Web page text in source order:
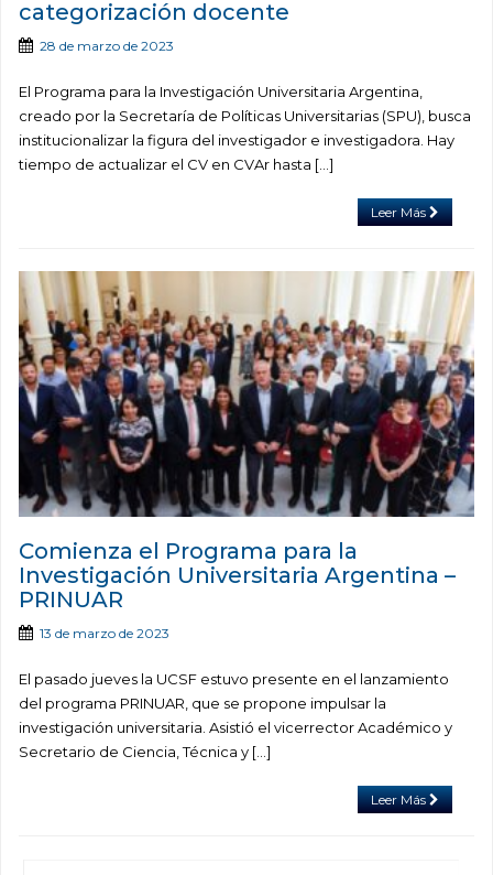
categorización docente
28 de marzo de 2023
El Programa para la Investigación Universitaria Argentina,
creado por la Secretaría de Políticas Universitarias (SPU), busca
institucionalizar la figura del investigador e investigadora. Hay
tiempo de actualizar el CV en CVAr hasta […]
Leer Más
Comienza el Programa para la
Investigación Universitaria Argentina –
PRINUAR
13 de marzo de 2023
El pasado jueves la UCSF estuvo presente en el lanzamiento
del programa PRINUAR, que se propone impulsar la
investigación universitaria. Asistió el vicerrector Académico y
Secretario de Ciencia, Técnica y […]
Leer Más